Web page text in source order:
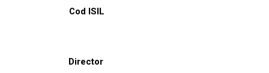
Cod ISIL
Director